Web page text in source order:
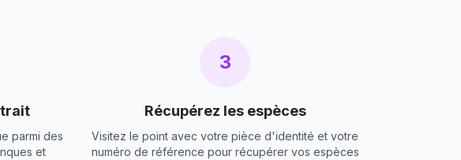
parmi des
et
3
Récupérez les espèces
Visitez le point avec votre pièce d'identité et votre
numéro de référence pour récupérer vos espèces